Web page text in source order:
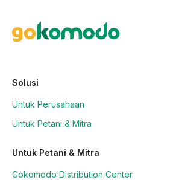
Solusi
Untuk Perusahaan
Untuk Petani & Mitra
Untuk Petani & Mitra
Gokomodo Distribution Center